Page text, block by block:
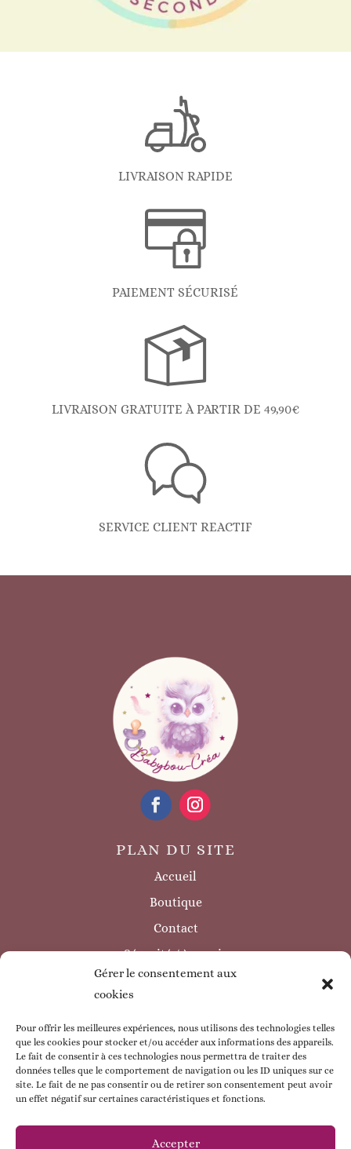
Gérer le consentement aux
cookies
Pour offrir les meilleures expériences, nous utilisons des technologies telles
que les cookies pour stocker et/ou accéder aux informations des appareils.
Le fait de consentir à ces technologies nous permettra de traiter des
données telles que le comportement de navigation ou les ID uniques sur ce
site. Le fait de ne pas consentir ou de retirer son consentement peut avoir
un effet négatif sur certaines caractéristiques et fonctions.
Accepter
LIVRAISON RAPIDE
PAIEMENT SÉCURISÉ
LIVRAISON GRATUITE À PARTIR DE 49,90€
SERVICE CLIENT REACTIF
PLAN DU SITE
Accueil
Boutique
Contact
Sécurité / à savoir
INFORMATIONS LÉGALES
Politique de confidentialité
Politique de cookie
CGV
ESPACE CLIENT